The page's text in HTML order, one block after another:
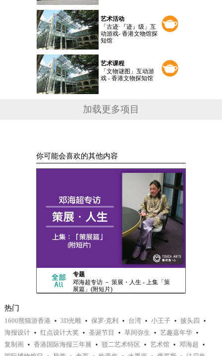
艺术活动
「古迹·『迹』级」互
动游戏- 香港文物馆探
知馆
艺术课程
「文物谜图」互动游
戏 - 香港文物探知馆
加载更多项目
你可能会喜欢的其他内容
专题
邓海超专访 － 策展・人生 - 上集「策
展篇」(附短片)
热门
1600熊猫游香港 3D光雕 保罗‧克利 台湾 小王子
披头四
海报设计
红点设计大奖 圣诞节目 草间弥生
艺趣嘉年华
复制画
香港国际海报三年展 驳二艺术特区 艺术馆
邓海超